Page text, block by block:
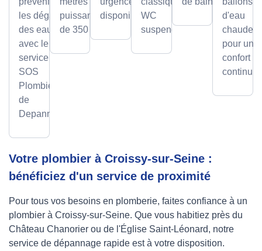
les dégâts
des eaux
avec le
service
SOS
Plombier
de
Depanneo
puissance
de 350 bars.
disponible.WC
suspendu.
d'eau
chaude,
pour un
confort
continu.
Votre plombier à Croissy-sur-Seine :
bénéficiez d'un service de proximité
Pour tous vos besoins en plomberie, faites confiance à un
plombier à Croissy-sur-Seine. Que vous habitiez près du
Château Chanorier ou de l'Église Saint-Léonard, notre
service de dépannage rapide est à votre disposition.